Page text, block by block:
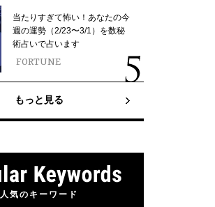
当たりすぎて怖い！あなたの今
週の運勢（2/23〜3/1）を数秘
術占いで占います
FORTUNE
もっと見る
人気のキーワード